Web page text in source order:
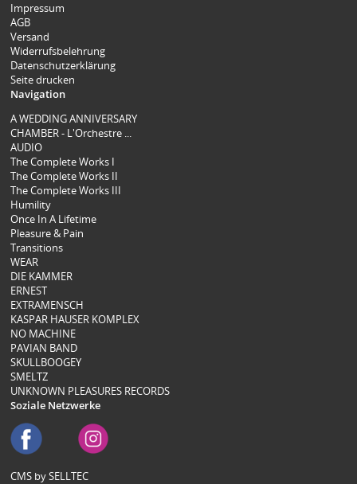
Impressum
AGB
Versand
Widerrufsbelehrung
Datenschutzerklärung
Seite drucken
Navigation
A WEDDING ANNIVERSARY
CHAMBER - L'Orchestre ...
AUDIO
The Complete Works I
The Complete Works II
The Complete Works III
Humility
Once In A Lifetime
Pleasure & Pain
Transitions
WEAR
DIE KAMMER
ERNEST
EXTRAMENSCH
KASPAR HAUSER KOMPLEX
NO MACHINE
PAVIAN BAND
SKULLBOOGEY
SMELTZ
UNKNOWN PLEASURES RECORDS
Soziale Netzwerke
CMS by SELLTEC